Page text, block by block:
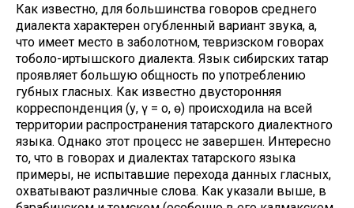
Как известно, для большинства говоров среднего
диалекта характерен огубленный вариант звука, а,
что имеет место в заболотном, тевризском говорах
тоболо-иртышского диалекта. Язык сибирских татар
проявляет большую общность по употреблению
губных гласных. Как известно двусторонняя
корреспонденция (у, ү = о, ө) происходила на всей
территории распространения татарского диалектного
языка. Однако этот процесс не завершен. Интересно
то, что в говорах и диалектах татарского языка
примеры, не испытавшие перехода данных гласных,
охватывают различные слова. Как указали выше, в